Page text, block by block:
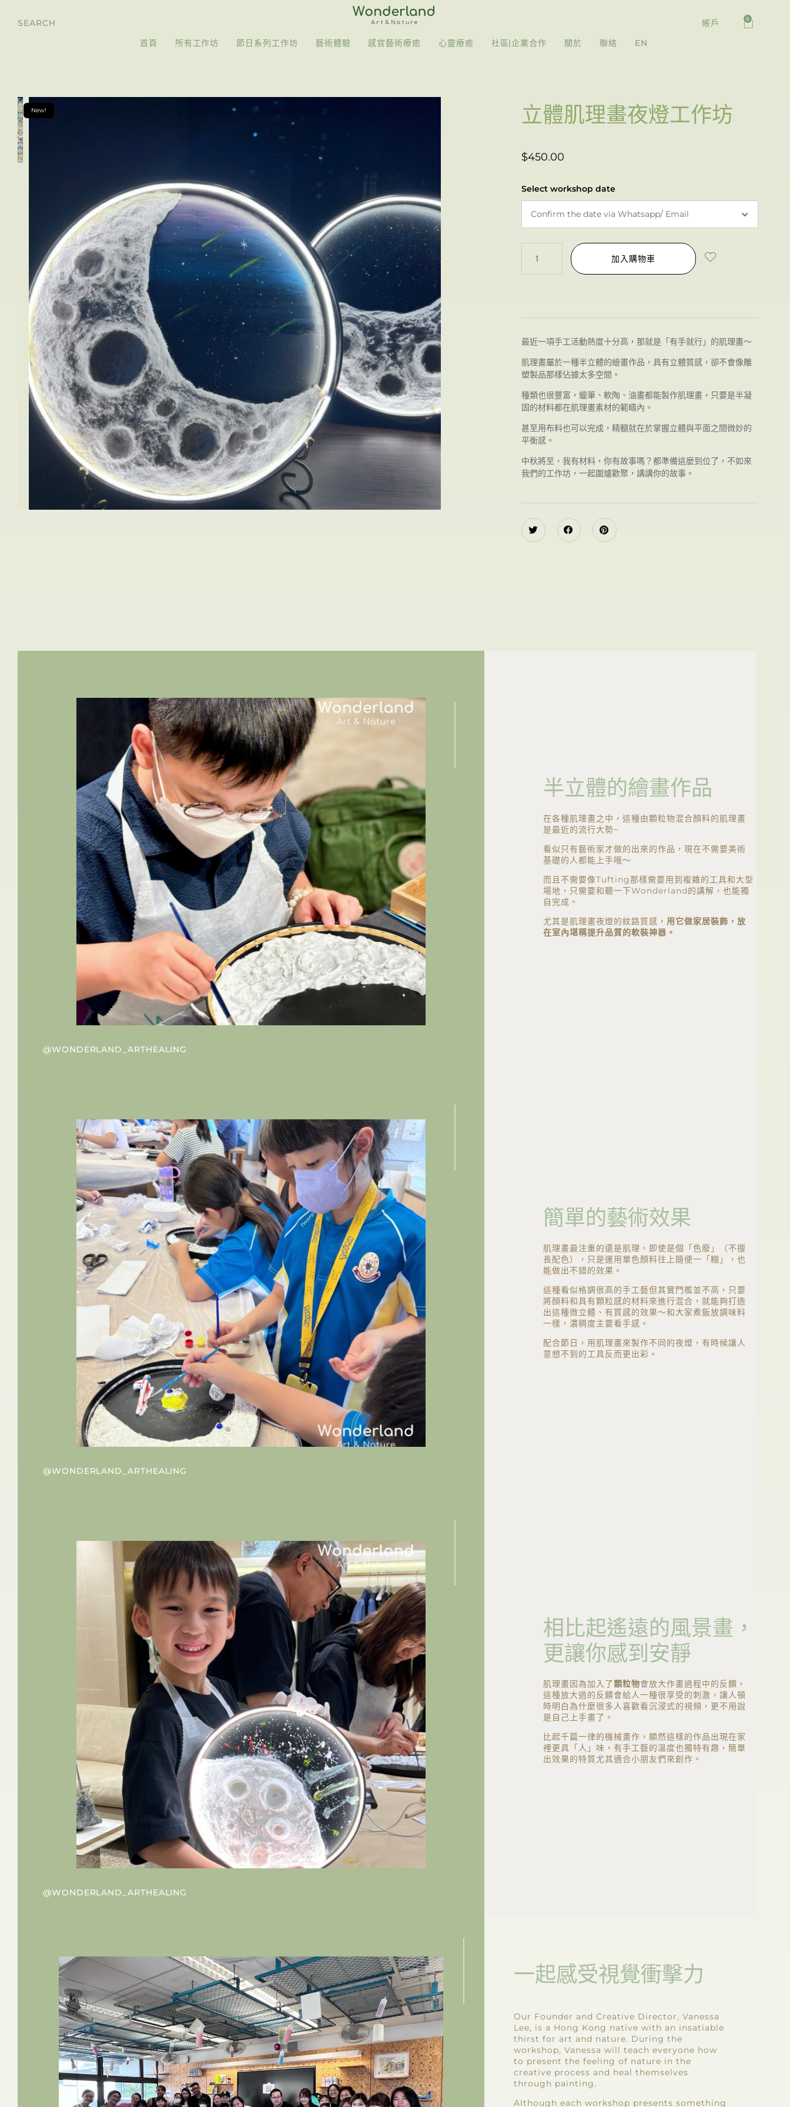
SEARCH
首頁
所有工作坊 節日系列工作坊 藝術體驗 感官藝術療癒 心靈療癒 社區|企業合作 關於 聯絡 EN
帳戶 0
New! 立體肌理畫夜燈工作坊
$450.00
Select workshop date
加入購物車
最近一項手工活動熱度十分高，那就是「有手就行」的肌理畫～
肌理畫屬於一種半立體的繪畫作品，具有立體質感，卻不會像雕
塑製品那樣佔據太多空間。
種類也很豐富，蠟筆、軟陶、油畫都能製作肌理畫，只要是半凝
固的材料都在肌理畫素材的範疇內。
甚至用布料也可以完成，精髓就在於掌握立體與平面之間微妙的
平衡感。
中秋將至，我有材料，你有故事嗎？都準備這麼到位了，不如來
我們的工作坊，一起圍爐歡聚，講講你的故事。
@WONDERLAND_ARTHEALING
半立體的繪畫作品
在各種肌理畫之中，這種由顆粒物混合顏料的肌理畫
是最近的流行大勢~
看似只有藝術家才做的出來的作品，現在不需要美術
基礎的人都能上手哦～
而且不需要像Tufting那樣需要用到複雜的工具和大型
場地，只需要和聽一下Wonderland的講解，也能獨
自完成。
尤其是肌理畫夜燈的紋路質感， 用它做家居裝飾，放
在室內堪稱提升品質的軟裝神器。
@WONDERLAND_ARTHEALING
簡單的藝術效果
肌理畫最注重的還是肌理，即使是個「色廢」（不擅
長配色），只是運用單色顏料往上隨便一「糊」，也
能做出不錯的效果。
這種看似格調很高的手工藝但其實門檻並不高，只要
將顏料和具有顆粒感的材料來進行混合，就能夠打造
出這種微立體、有質感的效果～和大家煮飯放調味料
一樣，濃稠度主要看手感。
配合節日，用肌理畫來製作不同的夜燈，有時候讓人
意想不到的工具反而更出彩。
@WONDERLAND_ARTHEALING
相比起遙遠的風景畫，
更讓你感到安靜
肌理畫因為加入了顆粒物會放大作畫過程中的反饋，
這種放大過的反饋會給人一種很享受的刺激，讓人頓
時明白為什麼很多人喜歡看沉浸式的視頻，更不用說
是自己上手畫了。
比起千篇一律的機械畫作，顯然這樣的作品出現在家
裡更具「人」味，有手工藝的溫度也獨特有趣，簡單
出效果的特質尤其適合小朋友們來創作。
一起感受視覺衝擊力
Our Founder and Creative Director, Vanessa
Lee, is a Hong Kong native with an insatiable
thirst for art and nature. During the
workshop, Vanessa will teach everyone how
to present the feeling of nature in the
creative process and heal themselves
through painting.
Although each workshop presents something